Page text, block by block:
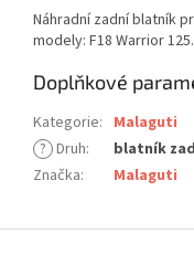
Náhradní zadní blatník
modely: F18 Warrior 125.
Doplňkové
Kategorie: Malaguti
? Druh:
blatník
Značka: Malaguti